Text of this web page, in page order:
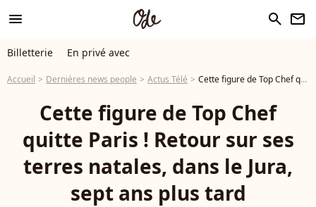
menu search newsletter
Billetterie En privé avec
Accueil Dernières news people Actus Télé Cette figure de Top Chef quitte Paris ! Retour sur ses terres natales, dans le Jura, sept ans plus tard
Cette figure de Top Chef
quitte Paris ! Retour sur ses
terres natales, dans le Jura,
sept ans plus tard